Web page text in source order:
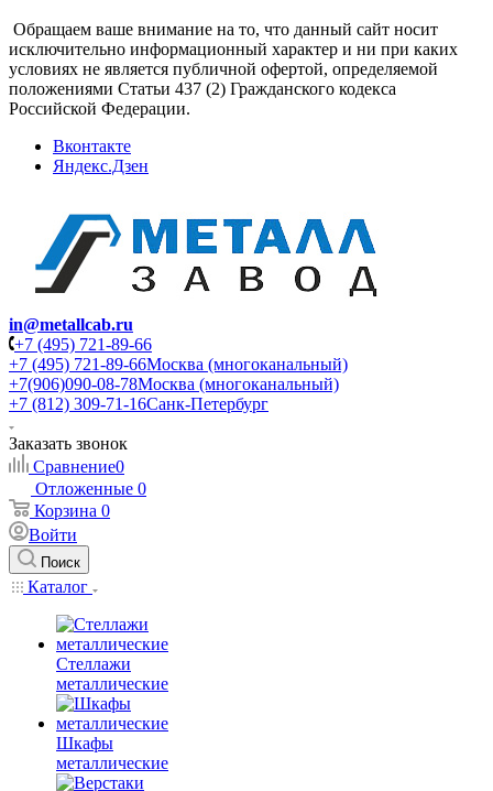
Обращаем ваше внимание на то, что данный сайт носит
исключительно информационный характер и ни при каких
условиях не является публичной офертой, определяемой
положениями Статьи 437 (2) Гражданского кодекса
Российской Федерации.
Вконтакте
Яндекс.Дзен
in@metallcab.ru
+7 (495) 721-89-66
+7 (495) 721-89-66Москва (многоканальный)
+7(906)090-08-78Москва (многоканальный)
+7 (812) 309-71-16Санк-Петербург
Заказать звонок
Сравнение0
Отложенные 0
Корзина 0
Войти
Поиск
Каталог
Стеллажи
металлические
Шкафы
металлические